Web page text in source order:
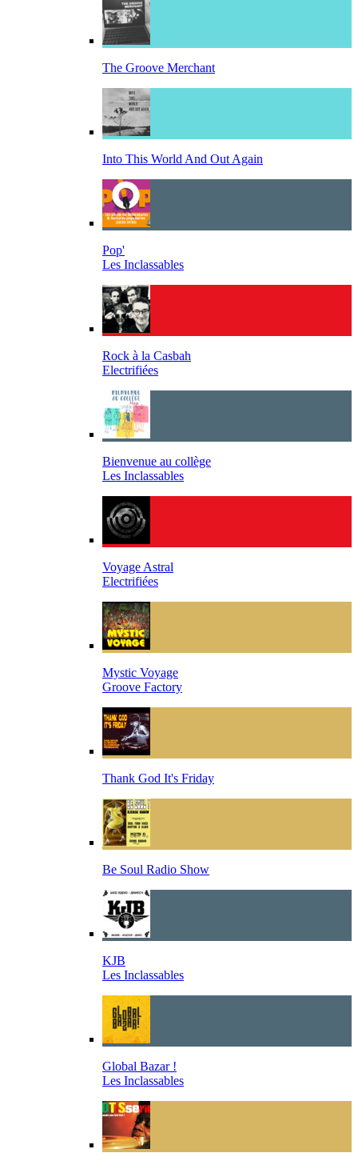
The Groove Merchant
Into This World And Out Again
Pop'
Les Inclassables
Rock à la Casbah
Electrifiées
Bienvenue au collège
Les Inclassables
Voyage Astral
Electrifiées
Mystic Voyage
Groove Factory
Thank God It's Friday
Be Soul Radio Show
KJB
Les Inclassables
Global Bazar !
Les Inclassables